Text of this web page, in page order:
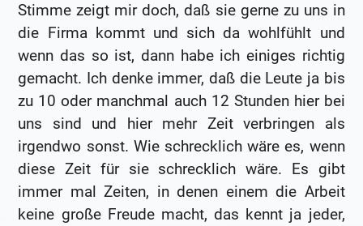
Stimme zeigt mir doch, daß sie gerne zu uns in
die Firma kommt und sich da wohlfühlt und
wenn das so ist, dann habe ich einiges richtig
gemacht. Ich denke immer, daß die Leute ja bis
zu 10 oder manchmal auch 12 Stunden hier bei
uns sind und hier mehr Zeit verbringen als
irgendwo sonst. Wie schrecklich wäre es, wenn
diese Zeit für sie schrecklich wäre. Es gibt
immer mal Zeiten, in denen einem die Arbeit
keine große Freude macht, das kennt ja jeder,